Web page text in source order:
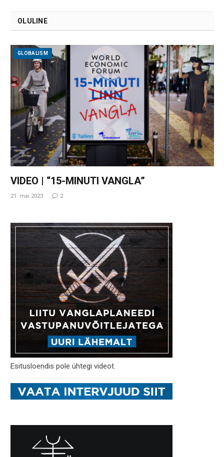
OLULINE
GLOBALISM
VIDEO | “15-MINUTI VANGLA”
21. mai 2023 2
Esitusloendis pole ühtegi videot.